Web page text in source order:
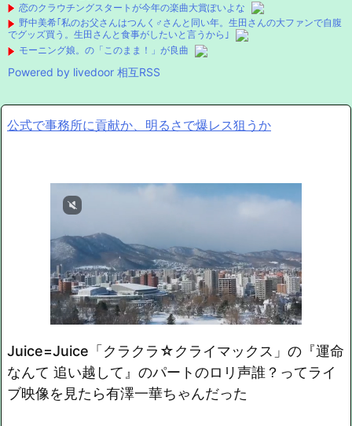
恋のクラウチングスタートが今年の楽曲大賞ぽいよな
野中美希｢私のお父さんはつんく♂さんと同い年。生田さんの大ファンで自腹
でグッズ買う。生田さんと食事がしたいと言うから｣
モーニング娘。の「このまま！」が良曲
Powered by livedoor 相互RSS
公式で事務所に貢献か、明るさで爆レス狙うか
Juice=Juice「クラクラ☆クライマックス」の『運命
なんて 追い越して』のパートのロリ声誰？ってライ
ブ映像を見たら有澤一華ちゃんだった